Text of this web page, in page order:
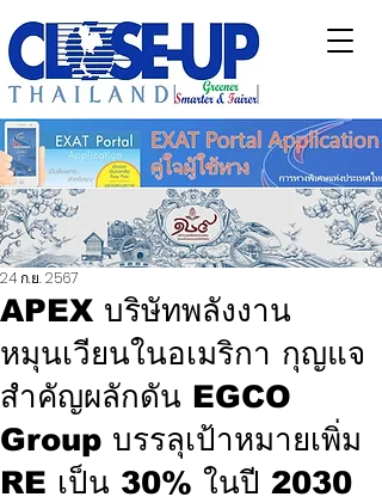
APEX บริษัทพลังงาน
หมุนเวียนในอเมริกา กุญแจ
สำคัญผลักดัน EGCO
Group บรรลุเป้าหมายเพิ่ม
RE เป็น 30% ในปี 2030
24 ก.ย. 2567